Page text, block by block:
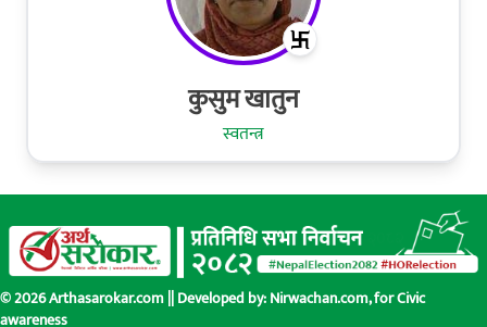
कुसुम खातुन
स्वतन्त्र
© 2026 Arthasarokar.com || Developed by:Nirwachan.com, for Civic
awareness